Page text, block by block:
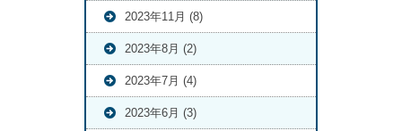
2023年11月 (8)
2023年8月 (2)
2023年7月 (4)
2023年6月 (3)